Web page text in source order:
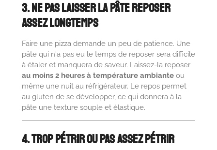
3. Ne Pas Laisser la Pâte Reposer
Assez Longtemps
Faire une pizza demande un peu de patience. Une
pâte qui n'a pas eu le temps de reposer sera difficile
à étaler et manquera de saveur. Laissez-la reposer
au moins 2 heures à température ambianteou
même une nuit au réfrigérateur. Le repos permet
au gluten de se développer, ce qui donnera à la
pâte une texture souple et élastique.
4. Trop Pétrir ou Pas Assez Pétrir